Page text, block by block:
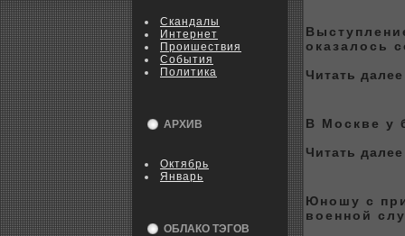
Скандалы
Интернет
Пpoишествия
События
Политика
АРХИВ
Октябрь
Январь
ОБЛАКО ТЭГОВ
оказалось
Читать
В Москве у
Читать
Юношу с
военной